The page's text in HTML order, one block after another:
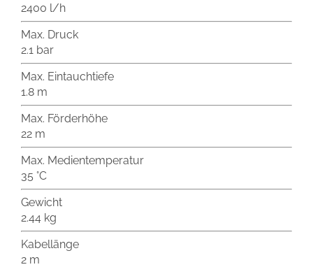
2400 l/h
Max. Druck
2.1 bar
Max. Eintauchtiefe
1.8 m
Max. Förderhöhe
22 m
Max. Medientemperatur
35 °C
Gewicht
2.44 kg
Kabellänge
2 m